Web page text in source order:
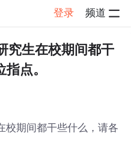
登录 频道
究生在校期间都干
点。
校期间都干些什么，请各